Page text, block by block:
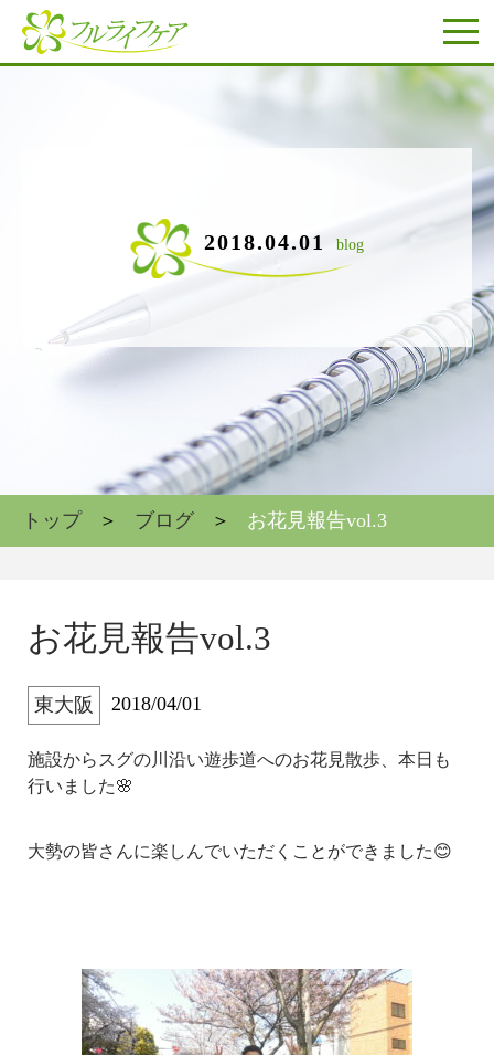
2018.04.01 blog
トップ ブログ お花見報告vol.3
お花見報告vol.3
東大阪 2018/04/01
施設からスグの川沿い遊歩道へのお花見散歩、本日も
行いました🌸
大勢の皆さんに楽しんでいただくことができました😊